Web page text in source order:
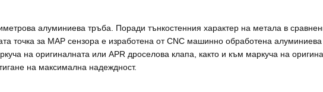
алуминиева тръба. Поради тънкостенния характер на метала в
точка за MAP сензора е изработена от CNC машинно обработена алуминиева
на оригиналната или APR дроселова клапа, както и към маркуча на
на максимална надеждност.